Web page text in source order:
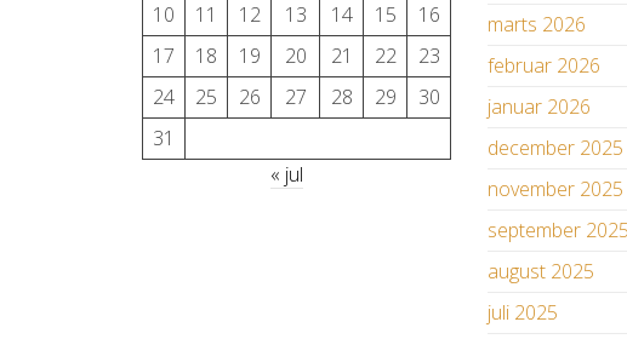
10
11 12 13 14 15
16
17
18 19 20 21 22
23
24
25 26 27 28 29
30
31
« jul
marts 2026
februar 2026
januar 2026
december 2025
november 2025
september 2025
august 2025
juli 2025